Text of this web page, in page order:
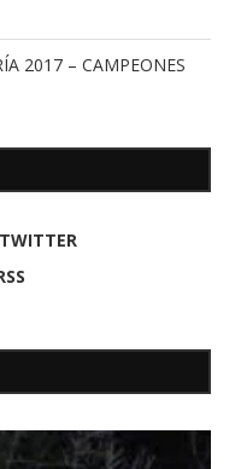
2017 – CAMPEONES
TWITTER